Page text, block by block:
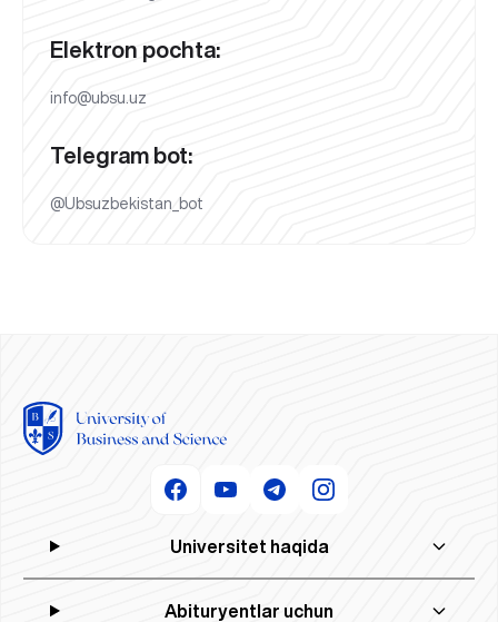
Elektron pochta:
info@ubsu.uz
Telegram bot:
@Ubsuzbekistan_bot
Universitet haqida
Abituryentlar uchun